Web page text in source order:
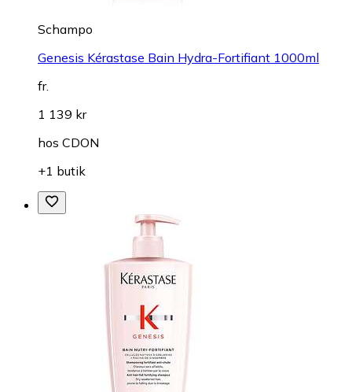
Schampo
Genesis Kérastase Bain Hydra-Fortifiant 1000ml
fr.
1 139 kr
hos CDON
+1 butik